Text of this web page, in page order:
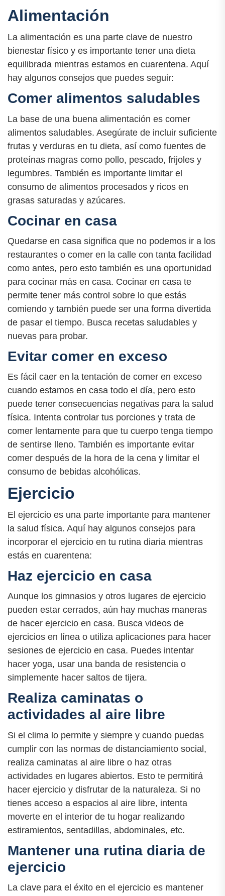
Alimentación
La alimentación es una parte clave de nuestro
bienestar físico y es importante tener una dieta
equilibrada mientras estamos en cuarentena. Aquí
hay algunos consejos que puedes seguir:
Comer alimentos saludables
La base de una buena alimentación es comer
alimentos saludables. Asegúrate de incluir suficiente
frutas y verduras en tu dieta, así como fuentes de
proteínas magras como pollo, pescado, frijoles y
legumbres. También es importante limitar el
consumo de alimentos procesados y ricos en
grasas saturadas y azúcares.
Cocinar en casa
Quedarse en casa significa que no podemos ir a los
restaurantes o comer en la calle con tanta facilidad
como antes, pero esto también es una oportunidad
para cocinar más en casa. Cocinar en casa te
permite tener más control sobre lo que estás
comiendo y también puede ser una forma divertida
de pasar el tiempo. Busca recetas saludables y
nuevas para probar.
Evitar comer en exceso
Es fácil caer en la tentación de comer en exceso
cuando estamos en casa todo el día, pero esto
puede tener consecuencias negativas para la salud
física. Intenta controlar tus porciones y trata de
comer lentamente para que tu cuerpo tenga tiempo
de sentirse lleno. También es importante evitar
comer después de la hora de la cena y limitar el
consumo de bebidas alcohólicas.
Ejercicio
El ejercicio es una parte importante para mantener
la salud física. Aquí hay algunos consejos para
incorporar el ejercicio en tu rutina diaria mientras
estás en cuarentena:
Haz ejercicio en casa
Aunque los gimnasios y otros lugares de ejercicio
pueden estar cerrados, aún hay muchas maneras
de hacer ejercicio en casa. Busca videos de
ejercicios en línea o utiliza aplicaciones para hacer
sesiones de ejercicio en casa. Puedes intentar
hacer yoga, usar una banda de resistencia o
simplemente hacer saltos de tijera.
Realiza caminatas o
actividades al aire libre
Si el clima lo permite y siempre y cuando puedas
cumplir con las normas de distanciamiento social,
realiza caminatas al aire libre o haz otras
actividades en lugares abiertos. Esto te permitirá
hacer ejercicio y disfrutar de la naturaleza. Si no
tienes acceso a espacios al aire libre, intenta
moverte en el interior de tu hogar realizando
estiramientos, sentadillas, abdominales, etc.
Mantener una rutina diaria de
ejercicio
La clave para el éxito en el ejercicio es mantener